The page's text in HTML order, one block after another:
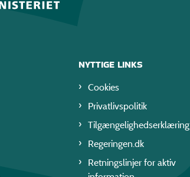
NYTTIGE LINKS
Cookies
Privatlivspolitik
Tilgængelighedserklæring
Regeringen.dk
Retningslinjer for aktiv